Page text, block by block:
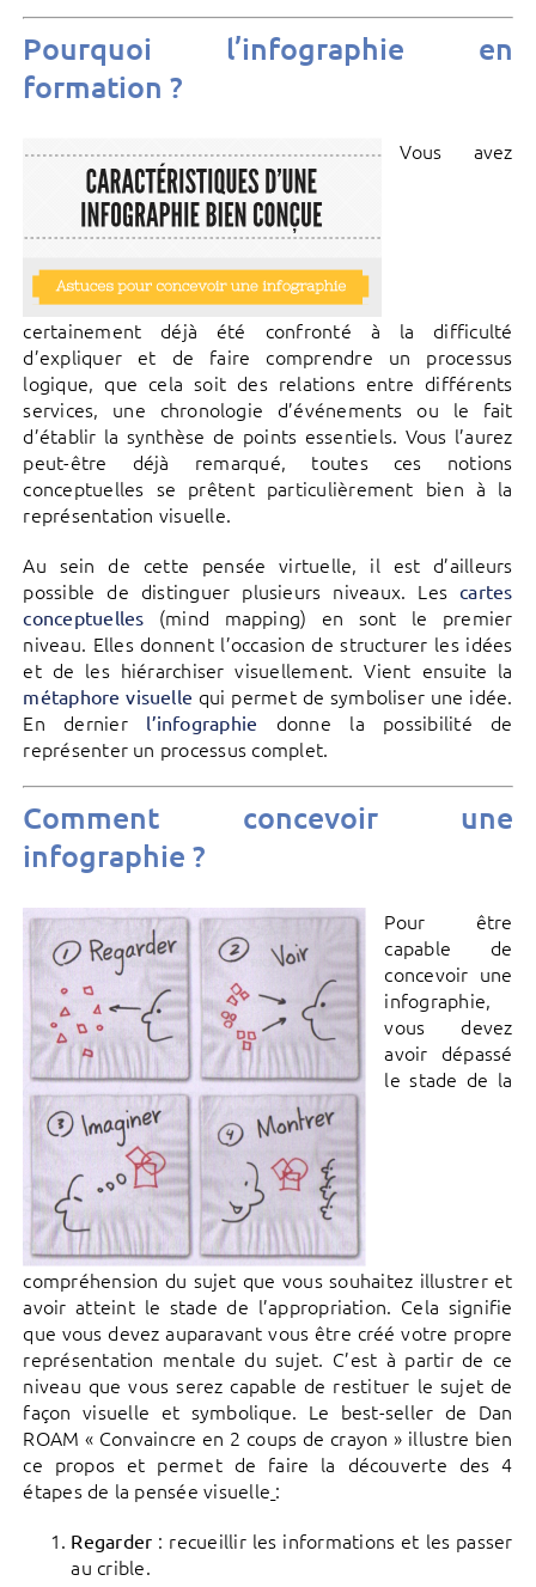
Pourquoi l’infographie en
formation ?
Vous avez
certainement déjà été confronté à la difficulté
d’expliquer et de faire comprendre un processus
logique, que cela soit des relations entre différents
services, une chronologie d’événements ou le fait
d’établir la synthèse de points essentiels. Vous l’aurez
peut-être déjà remarqué, toutes ces notions
conceptuelles se prêtent particulièrement bien à la
représentation visuelle.
Au sein de cette pensée virtuelle, il est d’ailleurs
possible de distinguer plusieurs niveaux. Lescartes
conceptuelles (mind mapping) en sont le premier
niveau. Elles donnent l’occasion de structurer les idées
et de les hiérarchiser visuellement. Vient ensuite la
métaphore visuelle qui permet de symboliser une idée.
En dernier l’infographie
donne la possibilité de
représenter un processus complet.
Comment concevoir une
infographie ?
Pour être
capable de
concevoir une
infographie,
vous devez
avoir dépassé
le stade de la
compréhension du sujet que vous souhaitez illustrer et
avoir atteint le stade de l’appropriation. Cela signifie
que vous devez auparavant vous être créé votre propre
représentation mentale du sujet. C’est à partir de ce
niveau que vous serez capable de restituer le sujet de
façon visuelle et symbolique. Le best-seller de Dan
ROAM « Convaincre en 2 coups de crayon » illustre bien
ce propos et permet de faire la découverte des 4
étapes de la pensée visuelle :
Regarder : recueillir les informations et les passer
au crible.